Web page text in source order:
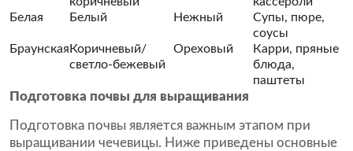
Белая
Белый Нежный
Супы, пюре,
соусы
Браунская Коричневый/
светло-бежевый
Ореховый
Карри, пряные
блюда,
паштеты
Подготовка почвы для выращивания
Подготовка почвы является важным этапом при
выращивании чечевицы. Ниже приведены основные